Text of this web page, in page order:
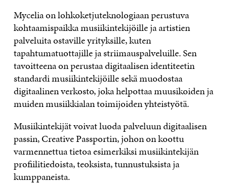
Mycelia on lohkoketjuteknologiaan perustuva
kohtaamispaikka musiikintekijöille ja artistien
palveluita ostaville yrityksille, kuten
tapahtumatuottajille ja striimauspalveluille. Sen
tavoitteena on perustaa digitaalisen identiteetin
standardi musiikintekijöille sekä muodostaa
digitaalinen verkosto, joka helpottaa muusikoiden ja
muiden musiikkialan toimijoiden yhteistyötä.
Musiikintekijät voivat luoda palveluun digitaalisen
passin, Creative Passportin, johon on koottu
varmennettua tietoa esimerkiksi musiikintekijän
profiilitiedoista, teoksista, tunnustuksista ja
kumppaneista.